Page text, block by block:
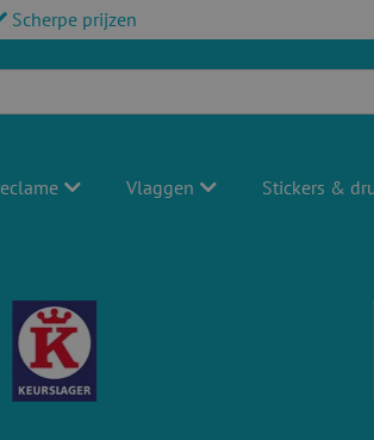
Scherpe prijzen
Vlaggen Stickers &